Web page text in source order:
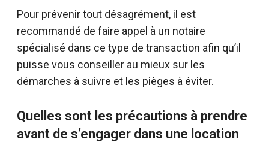
Pour prévenir tout désagrément, il est
recommandé de faire appel à un notaire
spécialisé dans ce type de transaction afin qu’il
puisse vous conseiller au mieux sur les
démarches à suivre et les pièges à éviter.
Quelles sont les précautions à prendre
avant de s’engager dans une location